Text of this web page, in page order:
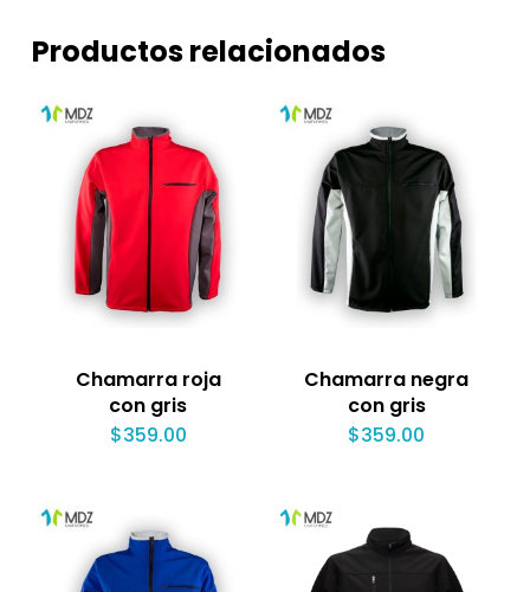
Productos relacionados
Chamarra roja
con gris
$359.00
Chamarra negra
con gris
$359.00